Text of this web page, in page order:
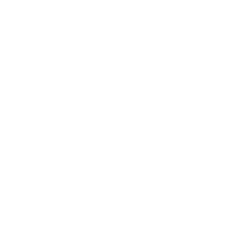
Gods Koninkrijk groeit
De mystiek. De mystieke
Het Vaticaan publiceert een
Vaticaanse financiële
Paus spreekt het
Allereerst moeten wij
samenvatting en het
nl. dat het Geheim
Kruisoffer, dat eens
wonderbare wijze
herinnering daaraan
heilbrengende kracht
vergiffenis van de